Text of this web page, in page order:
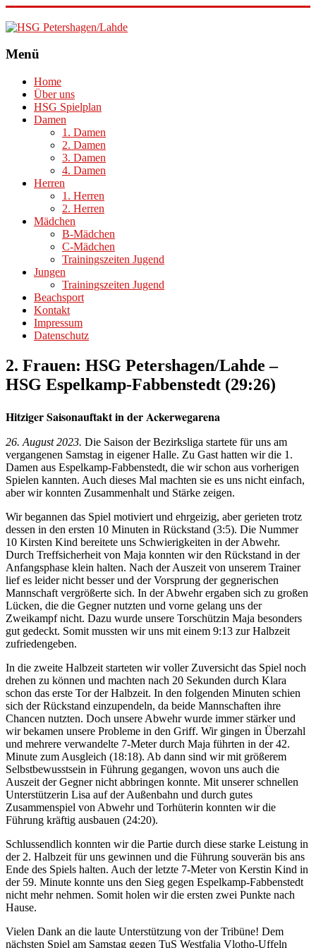
HSG
Menü
Home
Über uns
HSG Spielplan
Damen
1. Damen
2. Damen
3. Damen
4. Damen
Herren
1. Herren
2. Herren
Mädchen
B-Mädchen
C-Mädchen
Trainingszeiten Jugend
Jungen
Trainingszeiten Jugend
Beachsport
Kontakt
Impressum
Datenschutz
2. Frauen: HSG Petershagen/Lahde –
HSG Espelkamp-Fabbenstedt (29:26)
Hitziger Saisonauftakt in der Ackerwegarena
26. August 2023. Die Saison der Bezirksliga startete für uns am
vergangenen Samstag in eigener Halle. Zu Gast hatten wir die 1.
Damen aus Espelkamp-Fabbenstedt, die wir schon aus vorherigen
Spielen kannten. Auch dieses Mal machten sie es uns nicht einfach,
aber wir konnten Zusammenhalt und Stärke zeigen.
Wir begannen das Spiel motiviert und ehrgeizig, aber gerieten trotz
dessen in den ersten 10 Minuten in Rückstand (3:5). Die Nummer
10 Kirsten Kind bereitete uns Schwierigkeiten in der Abwehr.
Durch Treffsicherheit von Maja konnten wir den Rückstand in der
Anfangsphase klein halten. Nach der Auszeit von unserem Trainer
lief es leider nicht besser und der Vorsprung der gegnerischen
Mannschaft vergrößerte sich. In der Abwehr ergaben sich zu großen
Lücken, die die Gegner nutzten und vorne gelang uns der
Zweikampf nicht. Dazu wurde unsere Torschützin Maja besonders
gut gedeckt. Somit mussten wir uns mit einem 9:13 zur Halbzeit
zufriedengeben.
In die zweite Halbzeit starteten wir voller Zuversicht das Spiel noch
drehen zu können und machten nach 20 Sekunden durch Klara
schon das erste Tor der Halbzeit. In den folgenden Minuten schien
sich der Rückstand einzupendeln, da beide Mannschaften ihre
Chancen nutzten. Doch unsere Abwehr wurde immer stärker und
wir bekamen unsere Probleme in den Griff. Wir gingen in Überzahl
und mehrere verwandelte 7-Meter durch Maja führten in der 42.
Minute zum Ausgleich (18:18). Ab dann sind wir mit größerem
Selbstbewusstsein in Führung gegangen, wovon uns auch die
Auszeit der Gegner nicht abbringen konnte. Mit unserer schnellen
Unterstützerin Lisa auf der Außenbahn und durch gutes
Zusammenspiel von Abwehr und Torhüterin konnten wir die
Führung kräftig ausbauen (24:20).
Schlussendlich konnten wir die Partie durch diese starke Leistung in
der 2. Halbzeit für uns gewinnen und die Führung souverän bis ans
Ende des Spiels halten. Auch der letzte 7-Meter von Kerstin Kind in
der 59. Minute konnte uns den Sieg gegen Espelkamp-Fabbenstedt
nicht mehr nehmen. Somit holen wir die ersten zwei Punkte nach
Hause.
Vielen Dank an die laute Unterstützung von der Tribüne! Dem
nächsten Spiel am Samstag gegen TuS Westfalia Vlotho-Uffeln